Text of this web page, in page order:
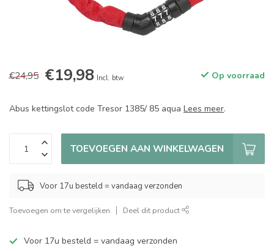
€24,95 €19,98 Incl. btw Op voorraad
Abus kettingslot code Tresor 1385/ 85 aqua Lees meer.
TOEVOEGEN AAN WINKELWAGEN
Voor 17u besteld = vandaag verzonden
Toevoegen om te vergelijken Deel dit product
Voor 17u besteld = vandaag verzonden